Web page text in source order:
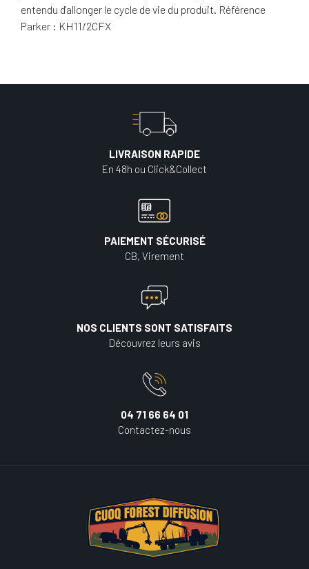
entendu d'allonger le cycle de vie du produit. Référence
Parker : KH11/2CFX
LIVRAISON RAPIDE
En 48h ou Click&Collect
PAIEMENT SÉCURISÉ
CB, Virement
NOS CLIENTS SONT SATISFAITS
Découvrez leurs avis
04 71 66 64 01
Contactez-nous